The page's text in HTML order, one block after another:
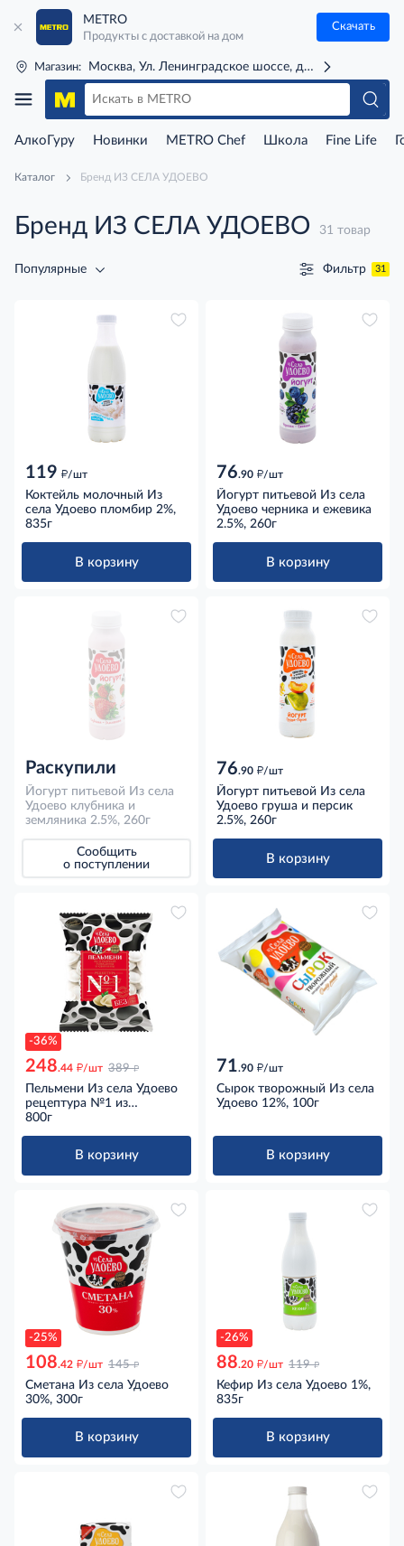
METRO
Продукты с доставкой на дом
Скачать
Магазин: Москва, Ул. Ленинградское шоссе, д. 71Г (м. Речной
АлкоГуру Новинки METRO Chef Школа Fine Life
Каталог Бренд ИЗ СЕЛА УДОЕВО
Бренд ИЗ СЕЛА УДОЕВО 31 товар
Популярные Фильтр 31
119 д/шт
Коктейль молочный Из
села Удоево пломбир 2%,
835г
В корзину
76.90 д/шт
Йогурт питьевой Из села
Удоево черника и ежевика
2.5%, 260г
В корзину
Раскупили
Йогурт питьевой Из села
Удоево клубника и
земляника 2.5%, 260г
Сообщить
о поступлении
76.90 д/шт
Йогурт питьевой Из села
Удоево груша и персик
2.5%, 260г
В корзину
-36%
248.44 д/шт 389 д
Пельмени Из села Удоево
рецептура №1 из
отборной говядины и
800г
В корзину
71.90 д/шт
Сырок творожный Из села
Удоево 12%, 100г
В корзину
-25%
108.42 д/шт 145 д
Сметана Из села Удоево
30%, 300г
В корзину
-26%
88.20 д/шт 119 д
Кефир Из села Удоево 1%,
835г
В корзину